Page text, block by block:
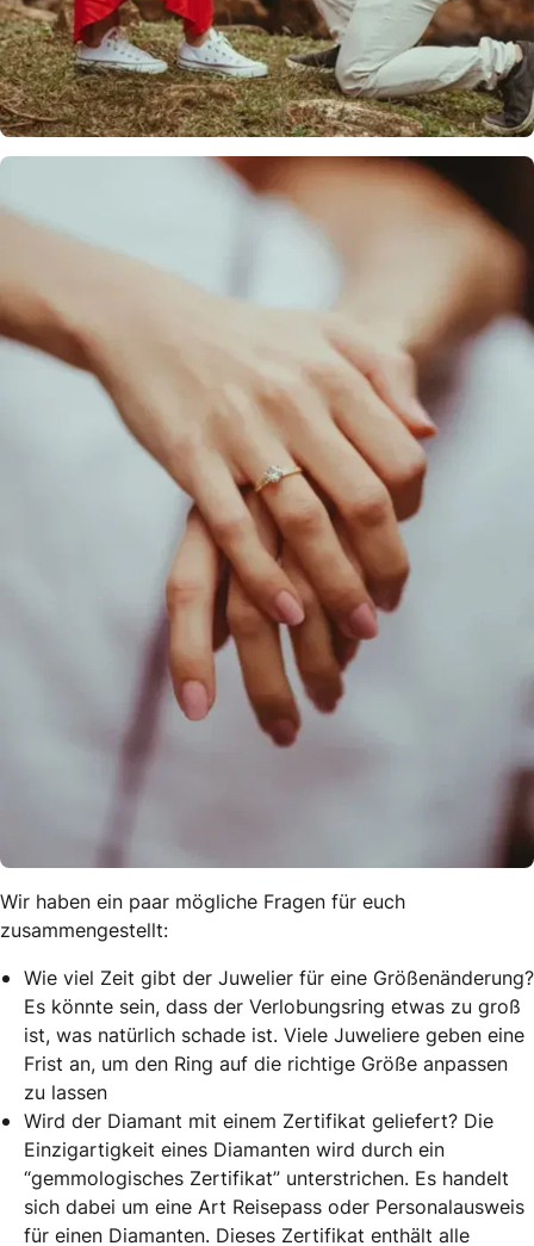
Wir haben ein paar mögliche Fragen für euch
zusammengestellt:
Wie viel Zeit gibt der Juwelier für eine Größenänderung?
Es könnte sein, dass der Verlobungsring etwas zu groß
ist, was natürlich schade ist. Viele Juweliere geben eine
Frist an, um den Ring auf die richtige Größe anpassen
zu lassen
Wird der Diamant mit einem Zertifikat geliefert? Die
Einzigartigkeit eines Diamanten wird durch ein
“gemmologisches Zertifikat” unterstrichen. Es handelt
sich dabei um eine Art Reisepass oder Personalausweis
für einen Diamanten. Dieses Zertifikat enthält alle